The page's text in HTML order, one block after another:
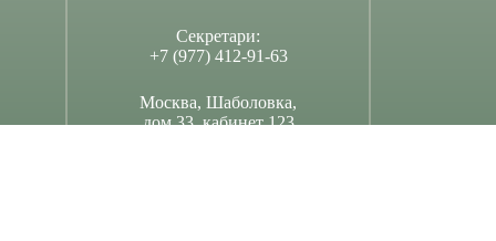
Секретари:
+7 (977) 412-91-63
Москва, Шаболовка,
дом 33, кабинет 123